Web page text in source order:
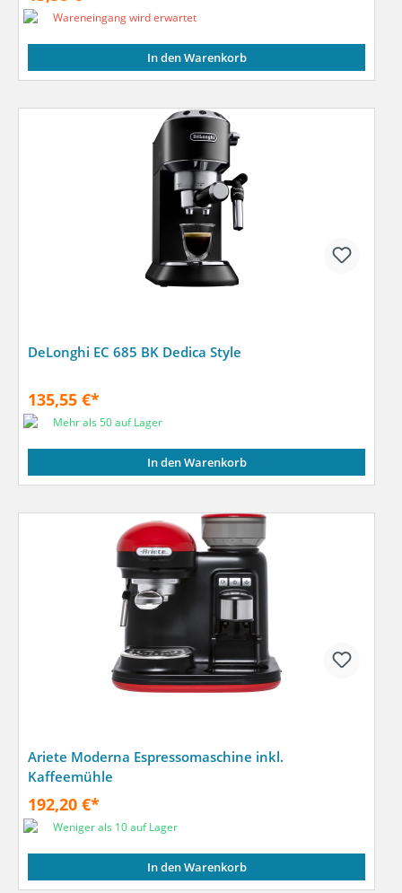
Wareneingang wird erwartet
In den Warenkorb
DeLonghi EC 685 BK Dedica Style
135,55 €*
Mehr als 50 auf Lager
In den Warenkorb
Ariete Moderna Espressomaschine inkl.
Kaffeemühle
192,20 €*
Weniger als 10 auf Lager
In den Warenkorb